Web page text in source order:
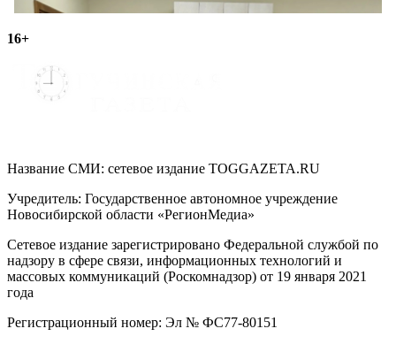
16+
Название СМИ: cетевое издание TOGGAZETA.RU
Учредитель: Государственное автономное учреждение
Новосибирской области «РегионМедиа»
Сетевое издание зарегистрировано Федеральной службой по
надзору в сфере связи, информационных технологий и
массовых коммуникаций (Роскомнадзор) от 19 января 2021
года
Регистрационный номер: Эл № ФС77-80151